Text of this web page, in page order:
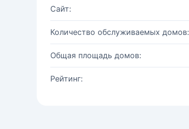
Сайт:
Количество обслуживаемых домов:
Общая площадь домов:
Рейтинг: